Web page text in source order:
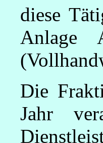
diese
Anlage
Die
Jahr